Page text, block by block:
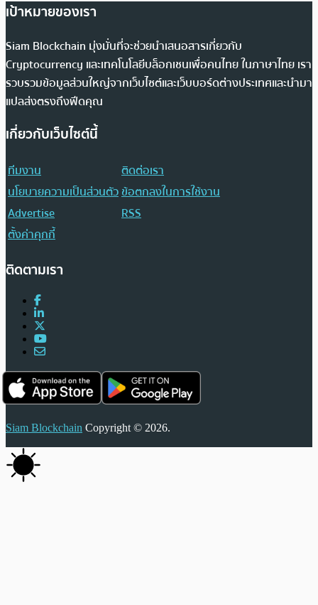
เป้าหมายของเรา
Siam Blockchain มุ่งมั่นที่จะช่วยนำเสนอสารเกี่ยวกับ
Cryptocurrency และเทคโนโลยีบล็อกเชนเพื่อคนไทย ในภาษาไทย เรา
รวบรวมข้อมูลส่วนใหญ่จากเว็บไซต์และเว็บบอร์ดต่างประเทศและนำมา
แปลส่งตรงถึงฟีดคุณ
เกี่ยวกับเว็บไซต์นี้
ทีมงาน
ติดต่อเรา
นโยบายความเป็นส่วนตัวข้อตกลงในการใช้งาน
Advertise
RSS
ตั้งค่าคุกกี้
ติดตามเรา
Siam Blockchain Copyright © 2026.